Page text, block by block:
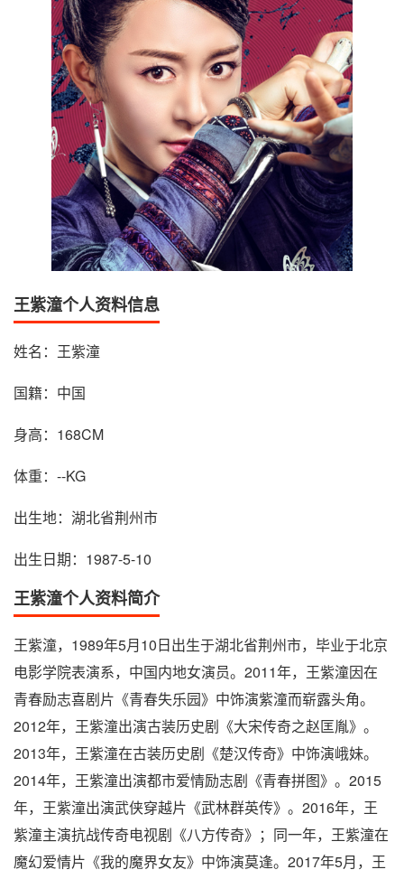
王紫潼个人资料信息
姓名：王紫潼
国籍：中国
身高：168CM
体重：--KG
出生地：湖北省荆州市
出生日期：1987-5-10
王紫潼个人资料简介
王紫潼，1989年5月10日出生于湖北省荆州市，毕业于北京
电影学院表演系，中国内地女演员。2011年，王紫潼因在
青春励志喜剧片《青春失乐园》中饰演紫潼而崭露头角。
2012年，王紫潼出演古装历史剧《大宋传奇之赵匡胤》。
2013年，王紫潼在古装历史剧《楚汉传奇》中饰演峨妹。
2014年，王紫潼出演都市爱情励志剧《青春拼图》。2015
年，王紫潼出演武侠穿越片《武林群英传》。2016年，王
紫潼主演抗战传奇电视剧《八方传奇》；同一年，王紫潼在
魔幻爱情片《我的魔界女友》中饰演莫逢。2017年5月，王